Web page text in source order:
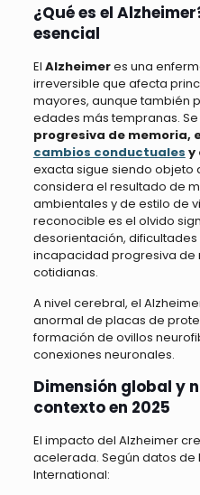
¿Qué es el
esencial
El Alzheimeres una
irreversible que afecta
mayores, aunque también
edades más tempranas.
progresiva de memoria,
cambios conductuales y
exacta sigue siendo objeto
considera el resultado de
ambientales y de estilo de
reconocible es el olvido
desorientación, dificultades
incapacidad progresiva de
cotidianas.
A nivel cerebral, el
anormal de placas de
formación de ovillos
conexiones neuronales.
Dimensión global y
contexto en 2025
El impacto del Alzheimer
acelerada. Según datos de
International: